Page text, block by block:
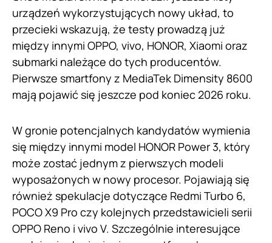
urządzeń wykorzystujących nowy układ, to
przecieki wskazują, że testy prowadzą już
między innymi OPPO, vivo, HONOR, Xiaomi oraz
submarki należące do tych producentów.
Pierwsze smartfony z MediaTek Dimensity 8600
mają pojawić się jeszcze pod koniec 2026 roku.
W gronie potencjalnych kandydatów wymienia
się między innymi model HONOR Power 3, który
może zostać jednym z pierwszych modeli
wyposażonych w nowy procesor. Pojawiają się
również spekulacje dotyczące Redmi Turbo 6,
POCO X9 Pro czy kolejnych przedstawicieli serii
OPPO Reno i vivo V. Szczególnie interesujące